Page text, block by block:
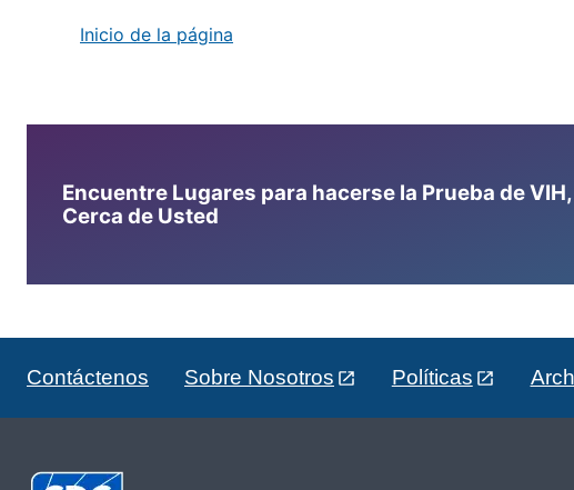
Inicio de la página
Encuentre Lugares para hacerse la Prueba de
Cerca de Usted
Contáctenos Sobre Nosotros Políticas